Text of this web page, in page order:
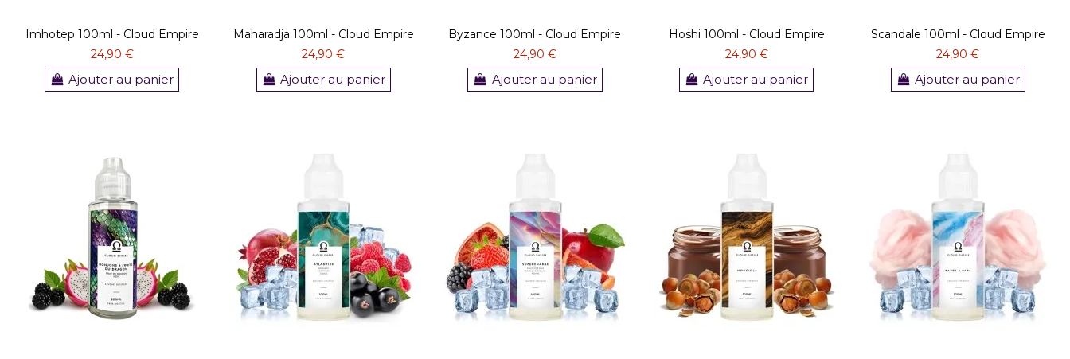
Imhotep 100ml - Cloud Empire
24,90 €
Ajouter au panier
Maharadja 100ml - Cloud Empire
24,90 €
Ajouter au panier
Byzance 100ml - Cloud Empire
24,90 €
Ajouter au panier
Hoshi 100ml - Cloud Empire
24,90 €
Ajouter au panier
Scandale 100ml - Cloud Empire
24,90 €
Ajouter au panier